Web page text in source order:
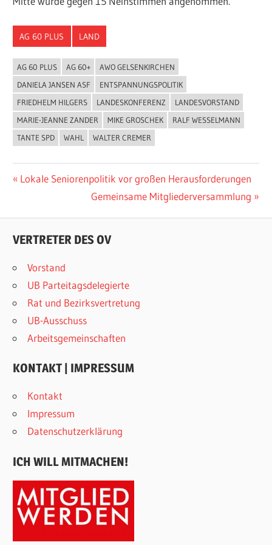
AG 60 PLUS LAND
AG 60 PLUS AG 60+
AWO GELSENKIRCHEN
DANIELA JANSEN ASF
ENTSPANNUNGSPOLITIK
FRIEDHELM HILGERS
LANDESKONFERENZ
LANDESVORSTAND
MARIE-JEANNE ZANDER
MIKE GROSCHEK
RALF WESSELMANN
TANTE SPD
WAHL WALTER CREMER
Beitragsnavigation
Vorheriger
Lokale Seniorenpolitik vor großen Herausforderungen
Nächster
Gemeinsame Mitgliederversammlung
VERTRETER DES OV
Vorstand
UB Parteitagsdelegierte
Rat und Bezirksvertretung
UB-Ausschuss
Arbeitsgemeinschaften
KONTAKT | IMPRESSUM
Kontakt
Impressum
Datenschutzerklärung
ICH WILL MITMACHEN!